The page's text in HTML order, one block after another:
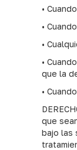
•
•
•
•
que la
•
que
bajo las